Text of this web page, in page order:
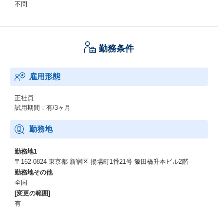
不問
勤務条件
雇用形態
正社員
試用期間：有/3ヶ月
勤務地
勤務地1
〒162-0824 東京都 新宿区 揚場町1番21号 飯田橋升本ビル2階
勤務地その他
全国
[変更の範囲]
有